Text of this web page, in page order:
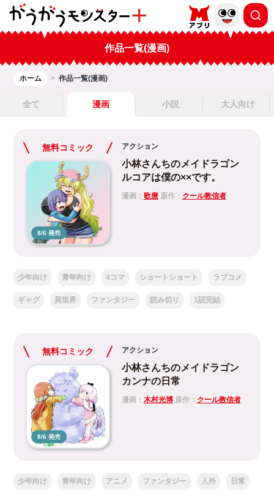
作品一覧(漫画)
ホーム 作品一覧(漫画)
全て 漫画 小説 大人向け
無料コミック
8/6 発売
アクション
小林さんちのメイドラゴン
ルコアは僕の××です。
漫画： 歌麿原作： クール教信者
少年向け 青年向け 4コマ ショートショート ラブコメ
ギャグ 異世界 ファンタジー 読み切り 1話完結
無料コミック
8/6 発売
アクション
小林さんちのメイドラゴン
カンナの日常
漫画： 木村光博原作： クール教信者
少年向け 青年向け アニメ ファンタジー 人外 日常